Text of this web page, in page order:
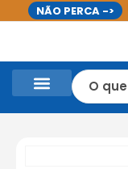
NÃO PERCA ->